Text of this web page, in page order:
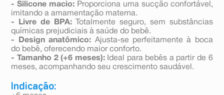
- Silicone macio: Proporciona uma sucção confortável,
imitando a amamentação materna.
- Livre de BPA:Totalmente seguro, sem substâncias
químicas prejudiciais à saúde do bebê.
- Design anatômico: Ajusta-se perfeitamente à boca
do bebê, oferecendo maior conforto.
- Tamanho 2 (+6 meses):Ideal para bebês a partir de 6
meses, acompanhando seu crescimento saudável.
Indicação: